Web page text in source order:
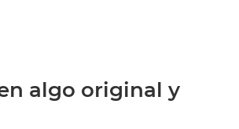
algo original y